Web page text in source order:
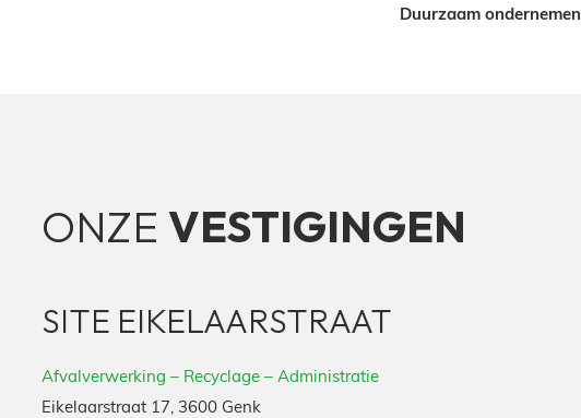
Duurzaam ondernemen
ONZE VESTIGINGEN
SITE EIKELAARSTRAAT
Afvalverwerking – Recyclage – Administratie
Eikelaarstraat 17, 3600 Genk